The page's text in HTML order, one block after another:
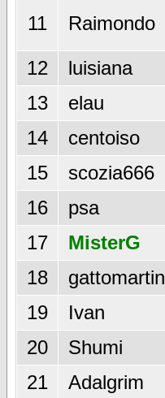
11 Raimondo
12
luisiana
13
elau
14
centoiso
15
scozia666
16
psa
17
MisterG
18
gattomartin
19
Ivan
20
Shumi
21
Adalgrim